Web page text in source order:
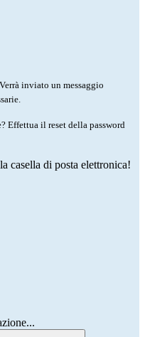
Verrà inviato un messaggio
Effettua il reset della password
casella di posta elettronica!